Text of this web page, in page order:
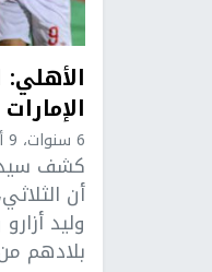
6 سنوات، 9 أشهر ago
كشف سيد
أن
وليد
بلادهم